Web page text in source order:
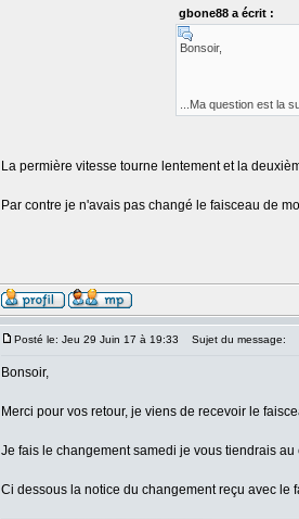
gbone88 a écrit :
Bonsoir,
...Ma question est la
La permière vitesse tourne lentement et la
Par contre je n'avais pas changé le faisceau de
Posté le: Jeu 29 Juin 17 à 19:33 Sujet du message:
Bonsoir,
Merci pour vos retour, je viens de recevoir le
Je fais le changement samedi je vous tiendrais au
Ci dessous la notice du changement reçu avec le